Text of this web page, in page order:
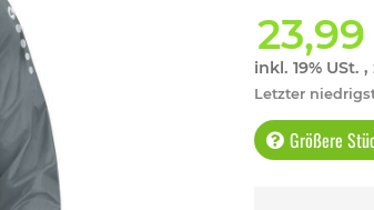
inkl. 19% USt.
Letzter
Größere